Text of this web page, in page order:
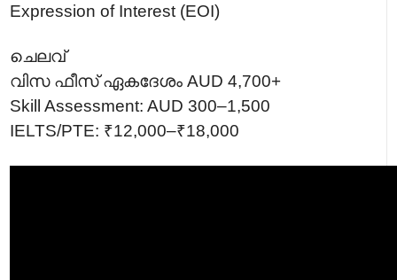
Expression of Interest (EOI)
ചെലവ്
വിസ ഫീസ് ഏകദേശം AUD 4,700+
Skill Assessment: AUD 300–1,500
IELTS/PTE: ₹12,000–₹18,000